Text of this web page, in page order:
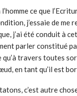
ce que
j’essaie de me
j’ai été conduit à
parler constitué
qu’à travers toutes
en tant qu’il est
c’est autre